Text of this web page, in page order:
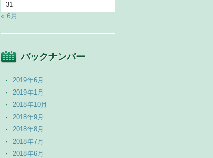
31
« 6月
バックナンバー
2019年6月
2019年1月
2018年10月
2018年9月
2018年8月
2018年7月
2018年6月